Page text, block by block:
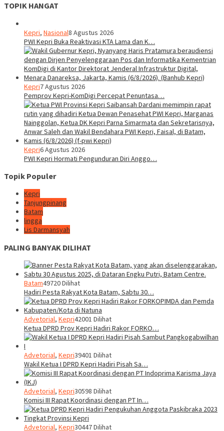
TOPIK HANGAT
Kepri, Nasional8 Agustus 2026
PWI Kepri Buka Reaktivasi KTA Lama dan K…
Kepri7 Agustus 2026
Pemprov Kepri-KomDigi Percepat Penuntasa…
Kepri6 Agustus 2026
PWI Kepri Hormati Pengunduran Diri Anggo…
Topik Populer
Kepri
Tanjungpinang
Batam
lingga
Lis Darmansyah
PALING BANYAK DILIHAT
Batam49720 Dilihat
Hadiri Pesta Rakyat Kota Batam, Sabtu 30…
Advetorial, Kepri42001 Dilihat
Ketua DPRD Prov Kepri Hadiri Rakor FORKO…
Advetorial, Kepri39401 Dilihat
Wakil Ketua I DPRD Kepri Hadiri Pisah Sa…
Advetorial, Kepri30598 Dilihat
Komisi III Rapat Koordinasi dengan PT In…
Advetorial, Kepri30447 Dilihat